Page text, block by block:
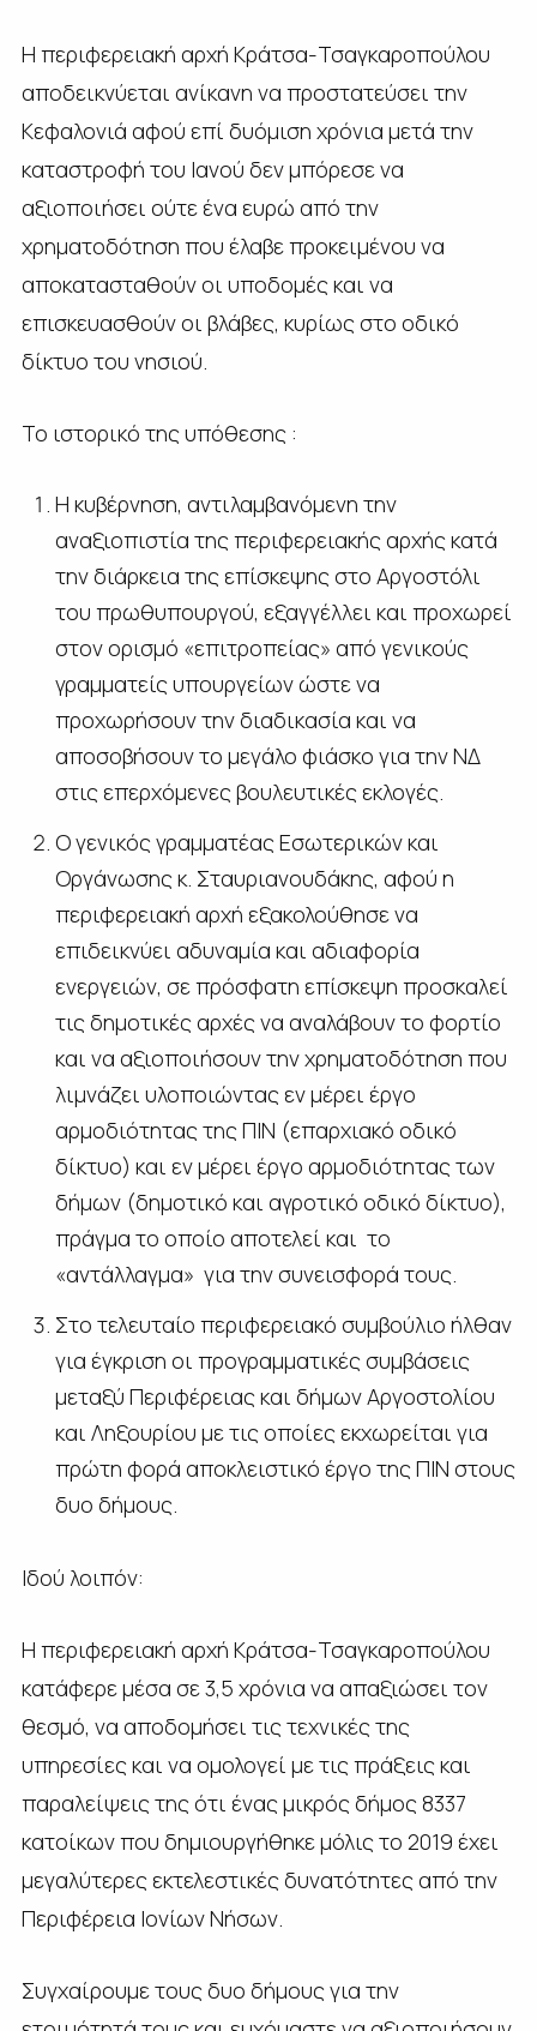
Η περιφερειακή αρχή Κράτσα-Τσαγκαροπούλου
αποδεικνύεται ανίκανη να προστατεύσει την
Κεφαλονιά αφού επί δυόμιση χρόνια μετά την
καταστροφή του Ιανού δεν μπόρεσε να
αξιοποιήσει ούτε ένα ευρώ από την
χρηματοδότηση που έλαβε προκειμένου να
αποκατασταθούν οι υποδομές και να
επισκευασθούν οι βλάβες, κυρίως στο οδικό
δίκτυο του νησιού.
Το ιστορικό της υπόθεσης :
Η κυβέρνηση, αντιλαμβανόμενη την
αναξιοπιστία της περιφερειακής αρχής κατά
την διάρκεια της επίσκεψης στο Αργοστόλι
του πρωθυπουργού, εξαγγέλλει και προχωρεί
στον ορισμό «επιτροπείας» από γενικούς
γραμματείς υπουργείων ώστε να
προχωρήσουν την διαδικασία και να
αποσοβήσουν το μεγάλο φιάσκο για την ΝΔ
στις επερχόμενες βουλευτικές εκλογές.
Ο γενικός γραμματέας Εσωτερικών και
Οργάνωσης κ. Σταυριανουδάκης, αφού η
περιφερειακή αρχή εξακολούθησε να
επιδεικνύει αδυναμία και αδιαφορία
ενεργειών, σε πρόσφατη επίσκεψη προσκαλεί
τις δημοτικές αρχές να αναλάβουν το φορτίο
και να αξιοποιήσουν την χρηματοδότηση που
λιμνάζει υλοποιώντας εν μέρει έργο
αρμοδιότητας της ΠΙΝ (επαρχιακό οδικό
δίκτυο) και εν μέρει έργο αρμοδιότητας των
δήμων (δημοτικό και αγροτικό οδικό δίκτυο),
πράγμα το οποίο αποτελεί και το
«αντάλλαγμα» για την συνεισφορά τους.
Στο τελευταίο περιφερειακό συμβούλιο ήλθαν
για έγκριση οι προγραμματικές συμβάσεις
μεταξύ Περιφέρειας και δήμων Αργοστολίου
και Ληξουρίου με τις οποίες εκχωρείται για
πρώτη φορά αποκλειστικό έργο της ΠΙΝ στους
δυο δήμους.
Ιδού λοιπόν:
Η περιφερειακή αρχή Κράτσα-Τσαγκαροπούλου
κατάφερε μέσα σε 3,5 χρόνια να απαξιώσει τον
θεσμό, να αποδομήσει τις τεχνικές της
υπηρεσίες και να ομολογεί με τις πράξεις και
παραλείψεις της ότι ένας μικρός δήμος 8337
κατοίκων που δημιουργήθηκε μόλις το 2019 έχει
μεγαλύτερες εκτελεστικές δυνατότητες από την
Περιφέρεια Ιονίων Νήσων.
Συγχαίρουμε τους δυο δήμους για την